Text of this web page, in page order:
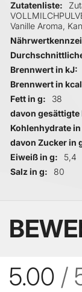
Zutatenliste
Vanille Aroma,
Brennwert in kJ
Brennwert in kcal
Fett in g
38
davon gesättigte
Kohlenhydrate in
davon Zucker in
Eiweiß in g
5,4
Salz in g
80
5.00 /